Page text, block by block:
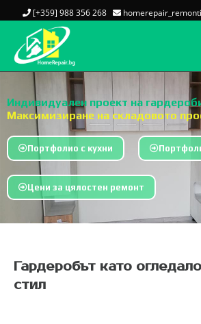
[+359] 988 356 268
Индивидуален проект на
Максимизиране на складовото
Портфолио с кухни
Цени за цялостен ремонт
Гардеробът като
стил